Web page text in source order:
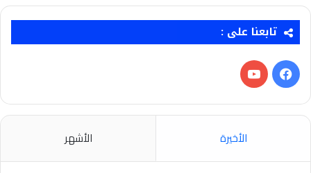
تابعنا على :
فيسبوك‫YouTube
الأخيرة الأشهر